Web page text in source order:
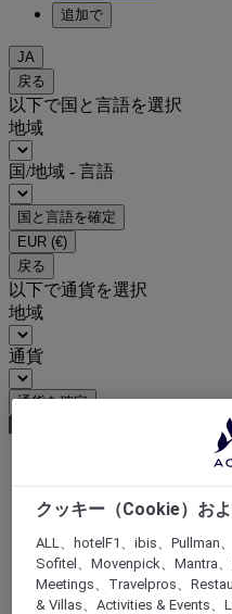
追加で
JA
戻る
以下で国と言語を選択
地域
国/地域 - 言語
国と言語を確定
EUR (€)
戻る
以下で通貨を選択
地域
通貨
通貨を確定
Europe
Alsace
BAS-RHIN
Ostwald
クッキー（Cookie）お
ALL、hotelF1、ibis、Pullman
Sofitel、Movenpick、Mantra
Meetings、Travelpros、
& Villas、Activities & Events、